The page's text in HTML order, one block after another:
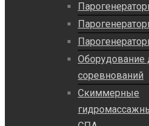
Оборудование
соревнований
Скиммерные